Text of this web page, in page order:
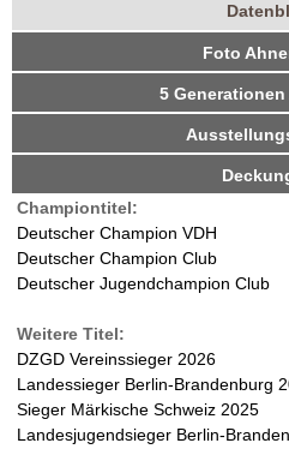
r
g
e
W
a
l
d
-
H
u
n
(
a
k
t
i
e
i
)
Foto
5
Championtitel:
Deutscher Champion VDH
Deutscher Champion Club
Deutscher Jugendchampion Club
Weitere Titel:
DZGD Vereinssieger 2026
Landessieger Berlin-Brandenburg
Sieger Märkische Schweiz 2025
Landesjugendsieger Berlin-